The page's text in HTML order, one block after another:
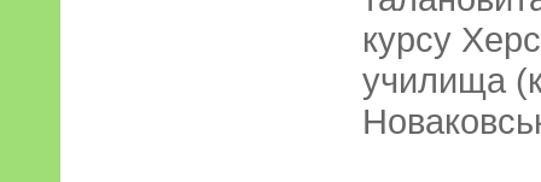
курсу
училища